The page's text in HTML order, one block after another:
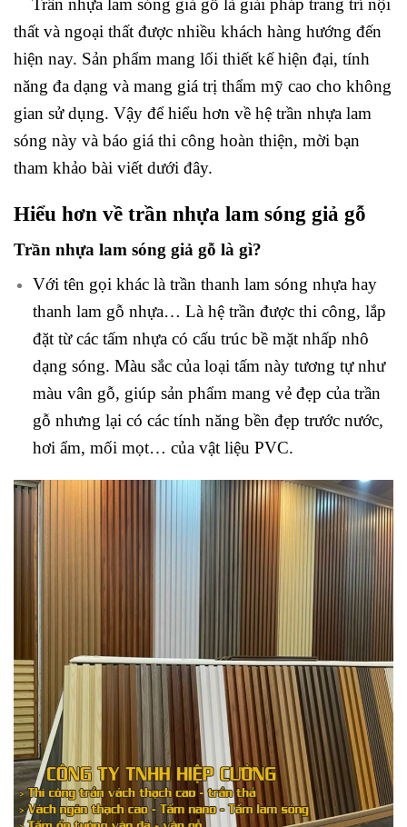
Trần nhựa lam sóng giả gỗ là giải pháp trang trí nội
thất và ngoại thất được nhiều khách hàng hướng đến
hiện nay. Sản phẩm mang lối thiết kế hiện đại, tính
năng đa dạng và mang giá trị thẩm mỹ cao cho không
gian sử dụng. Vậy để hiểu hơn về hệ trần nhựa lam
sóng này và báo giá thi công hoàn thiện, mời bạn
tham khảo bài viết dưới đây.
Hiểu hơn về trần nhựa lam sóng giả gỗ
Trần nhựa lam sóng giả gỗ là gì?
Với tên gọi khác là trần thanh lam sóng nhựa hay
thanh lam gỗ nhựa… Là hệ trần được thi công, lắp
đặt từ các tấm nhựa có cấu trúc bề mặt nhấp nhô
dạng sóng. Màu sắc của loại tấm này tương tự như
màu vân gỗ, giúp sản phẩm mang vẻ đẹp của trần
gỗ nhưng lại có các tính năng bền đẹp trước nước,
hơi ẩm, mối mọt… của vật liệu PVC.